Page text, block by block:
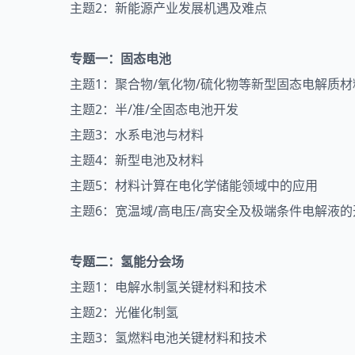
主题2：新能源产业发展机遇及难点
专题一：固态电池
主题1：聚合物/氧化物/硫化物等新型固态电解质
主题2：半/准/全固态电池开发
主题3：水系电池与材料
主题4：新型电池及材料
主题5：材料计算在电化学储能领域中的应用
主题6：宽温域/高电压/高安全及极端条件电解液
专题二：氢能分会场
主题1：电解水制氢关键材料和技术
主题2：光催化制氢
主题3：氢燃料电池关键材料和技术